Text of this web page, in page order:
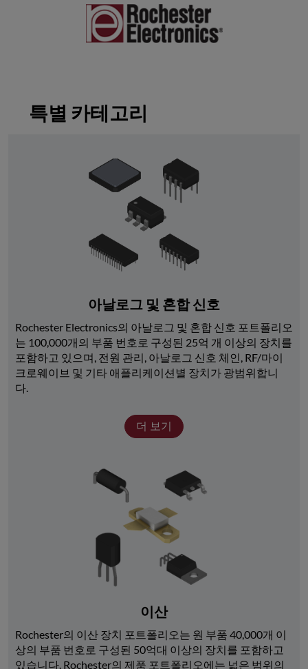
특별 카테고리
아날로그 및 혼합 신호
Rochester Electronics의 아날로그 및 혼합 신호 포트폴리오
는 100,000개의 부품 번호로 구성된 25억 개 이상의 장치를
포함하고 있으며, 전원 관리, 아날로그 신호 체인, RF/마이
크로웨이브 및 기타 애플리케이션별 장치가 광범위합니
다.
더 보기
이산
Rochester의 이산 장치 포트폴리오는 원 부품 40,000개 이
상의 부품 번호로 구성된 50억대 이상의 장치를 포함하고
있습니다. Rochester의 제품 포트폴리오에는 넓은 범위의